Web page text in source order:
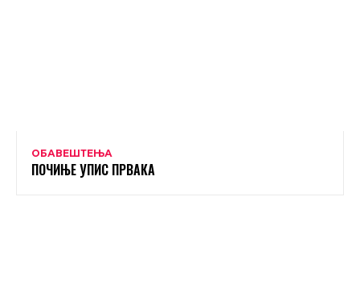
ОБАВЕШТЕЊА
ПОЧИЊЕ УПИС ПРВАКА